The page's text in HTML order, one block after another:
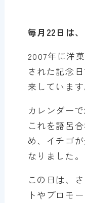
毎月22日は
2007年に洋
された記念
来しています
カレンダー
これを語呂
め、イチゴ
なりました。
この日は、
トやプロモ